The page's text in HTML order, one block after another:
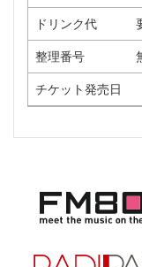
ドリンク代
整理番号
チケット発売日